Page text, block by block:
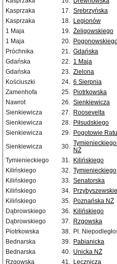
Kasprzaka
17. Srebrzyńska
Kasprzaka
18. Legionów
1 Maja
19. Żeligowskiego
1 Maja
20.
Próchnika
21. Gdańska
Gdańska
22. 1 Maja
Gdańska
23. Zielona
Kościuszki
24. 6 Sierpnia
Zamenhofa
25. Piotrkowska
Nawrot
26. Sienkiewicza
Sienkiewicza
27. Roosevelta
Sienkiewicza
28. Piłsudskiego
Sienkiewicza
29. Pogotowie
Sienkiewicza
30. NŻ
Tymienieckiego 31. Kilińskiego
Kilińskiego
32. Tymienieckiego
Kilińskiego
33. Senatorska
Kilińskiego
34.
Kilińskiego
35. Poznańska NŻ
Dąbrowskiego
36. Kilińskiego
Dąbrowskiego
37. Rzgowska
Piotrkowska
38. Pl.
Bednarska
39. Pabianicka
Bednarska
40. Unicka NŻ
Rzgowska
41. Lecznicza